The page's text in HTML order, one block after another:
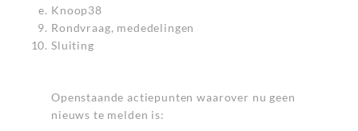
Knoop38
Rondvraag, mededelingen
Sluiting
Openstaande actiepunten waarover nu geen
nieuws te melden is: